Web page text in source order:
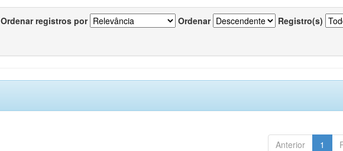
Ordenar registros por Ordenar Registro(s)
Anterior 1